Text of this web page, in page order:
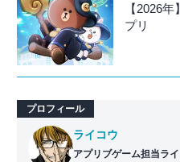
【2026
プリ
プロフィール
ライコウ
アプリブゲーム担当ラ